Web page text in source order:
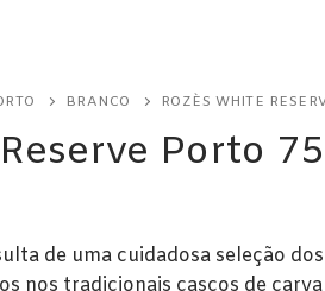
BRANCO ROZÈS WHITE
Porto
de uma cuidadosa seleção
nos tradicionais cascos de